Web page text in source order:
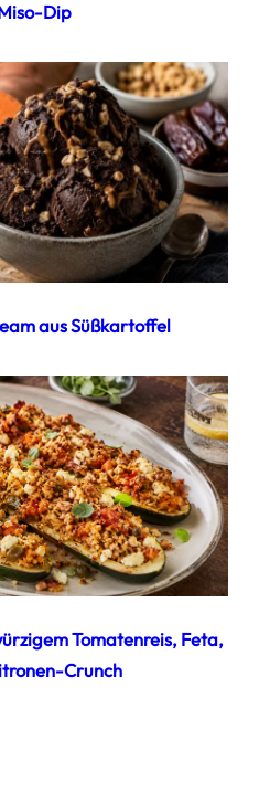
Dip
aus Süßkartoffel
Tomatenreis, Feta,
Crunch